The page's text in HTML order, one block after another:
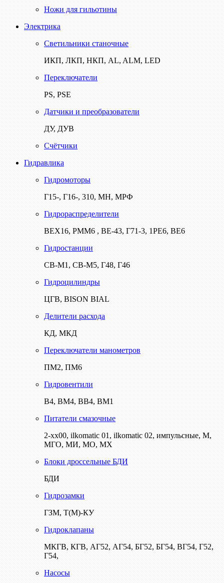
Ножи для гильотины
Электрика
Светильники станочные
ИКП, ЛКП, НКП, AL, ALM, LED
Переключатели
PS, PSE
Датчики и преобразователи
ДУ, ДУВ
Счётчики
Гидравлика
Гидромоторы
Г15-, Г16-, 310, МН, МРФ
Гидрораспределители
ВЕХ16, РММ6 , ВЕ-43, Г71-3, 1РЕ6, ВЕ6
Гидростанции
СВ-М1, СВ-М5, Г48, Г46
Гидроцилиндры
ЦГВ, BISON BIAL
Делители расхода
КД, МКД
Переключатели манометров
ПМ2, ПМ6
Гидровентили
В4, ВМ4, ВВ4, ВМ1
Питатели смазочные
2-хх00, ilkomatic 01, ilkomatic 02, импульсные, М,
МГО, МИ, МО, МХ
Блоки дроссельные БДИ
БДИ
Гидрозамки
ГЗМ, Т(М)-КУ
Гидроклапаны
МКГВ, КГВ, АГ52, АГ54, БГ52, БГ54, ВГ54, Г52,
Г54,
Насосы